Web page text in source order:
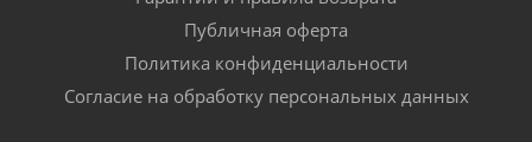
Публичная оферта
Политика конфиденциальности
Согласие на обработку персональных данных